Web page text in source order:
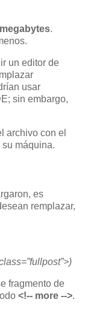
.
un editor de
usar
sin embargo,
archivo con el
máquina.
es
remplazar,
fragmento de
<!-- more -->.